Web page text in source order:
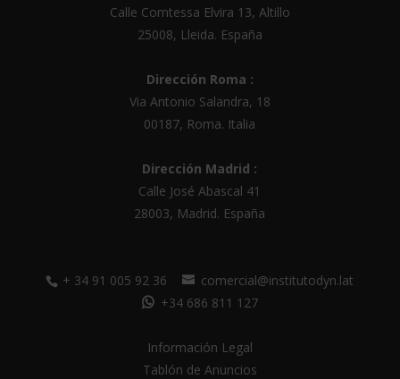
Calle Comtessa Elvira 13, Altillo
25008, Lleida. España
Dirección Roma :
Via Antonio Salandra, 18
00187, Roma. Italia
Dirección Madrid :
Calle José Abascal 41
28003, Madrid. España
+ 34 91 005 92 36
comercial@institutodyn.lat
+34 686 811 127
Información Legal
Tablón de Anuncios